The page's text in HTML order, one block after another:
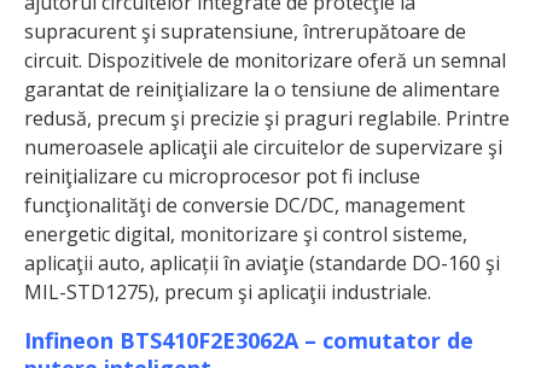
supracurent şi supratensiune, întrerupătoare de
circuit. Dispozitivele de monitorizare oferă un semnal
garantat de reiniţializare la o tensiune de alimentare
redusă, precum şi precizie şi praguri reglabile. Printre
numeroasele aplicaţii ale circuitelor de supervizare şi
reiniţializare cu microprocesor pot fi incluse
funcţionalităţi de conversie DC/DC, management
energetic digital, monitorizare şi control sisteme,
aplicaţii auto, aplicații în aviaţie (standarde DO-160 şi
MIL-STD1275), precum şi aplicaţii industriale.
Infineon BTS410F2E3062A – comutator de